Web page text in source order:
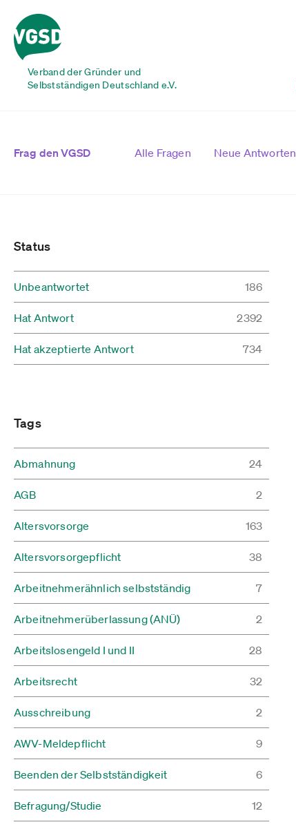
Verband der Gründer und
Selbstständigen Deutschland e.V.
Frag den VGSD Alle Fragen Neue Antworten
Status
Unbeantwortet 186
Hat Antwort 2392
Hat akzeptierte Antwort 734
Tags
Abmahnung 24
AGB 2
Altersvorsorge 163
Altersvorsorgepflicht 38
Arbeitnehmerähnlich selbstständig 7
Arbeitnehmerüberlassung (ANÜ) 2
Arbeitslosengeld I und II 28
Arbeitsrecht 32
Ausschreibung 2
AWV-Meldepflicht 9
Beenden der Selbstständigkeit 6
Befragung/Studie 12